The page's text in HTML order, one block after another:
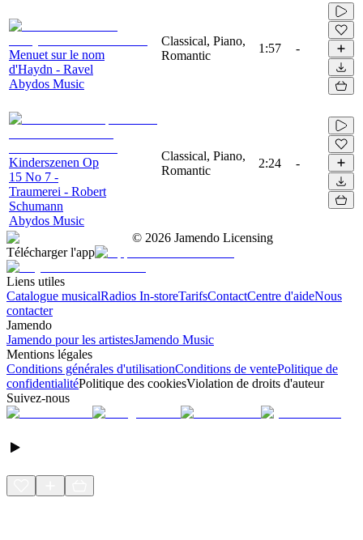
Menuet sur le nom
d'Haydn - Ravel
Abydos Music
Classical, Piano,
Romantic
1:57 -
Kinderszenen Op
15 No 7 -
Traumerei - Robert
Schumann
Abydos Music
Classical, Piano,
Romantic
2:24 -
© 2026 Jamendo Licensing
Télécharger l'app
Liens utiles
Catalogue musicalRadios In-storeTarifsContactCentre d'aideNous
contacter
Jamendo
Jamendo pour les artistesJamendo Music
Mentions légales
Conditions générales d'utilisationConditions de ventePolitique de
confidentialitéPolitique des cookiesViolation de droits d'auteur
Suivez-nous